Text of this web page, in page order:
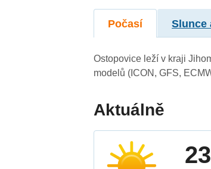
Počasí Slunce
Ostopovice leží v kraji
modelů (ICON, GFS,
Aktuálně